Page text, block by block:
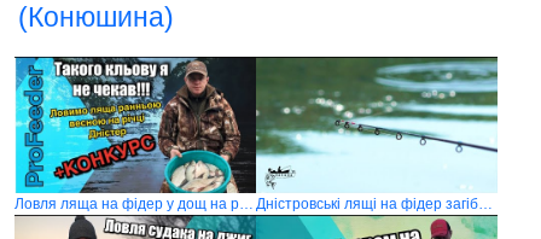
(Конюшина)
Ловля ляща на фідер у дощ на річці Дністер 2020 Дністровські лящі на фідер загібають квівертіп